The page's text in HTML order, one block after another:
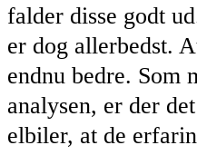
falder disse godt
er dog allerbedst.
endnu bedre. Som
analysen, er der
elbiler, at de